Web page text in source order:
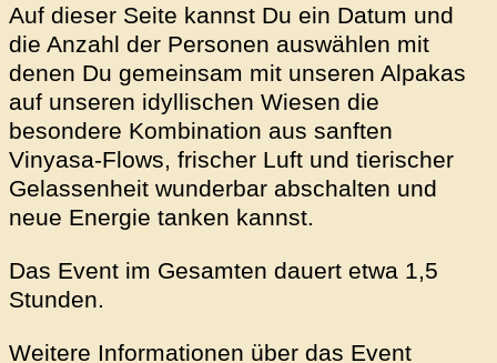
Auf dieser Seite kannst Du ein Datum und
die Anzahl der Personen auswählen mit
denen Du gemeinsam mit unseren Alpakas
auf unseren idyllischen Wiesen die
besondere Kombination aus sanften
Vinyasa-Flows, frischer Luft und tierischer
Gelassenheit wunderbar abschalten und
neue Energie tanken kannst.
Das Event im Gesamten dauert etwa 1,5
Stunden.
Weitere Informationen über das Event